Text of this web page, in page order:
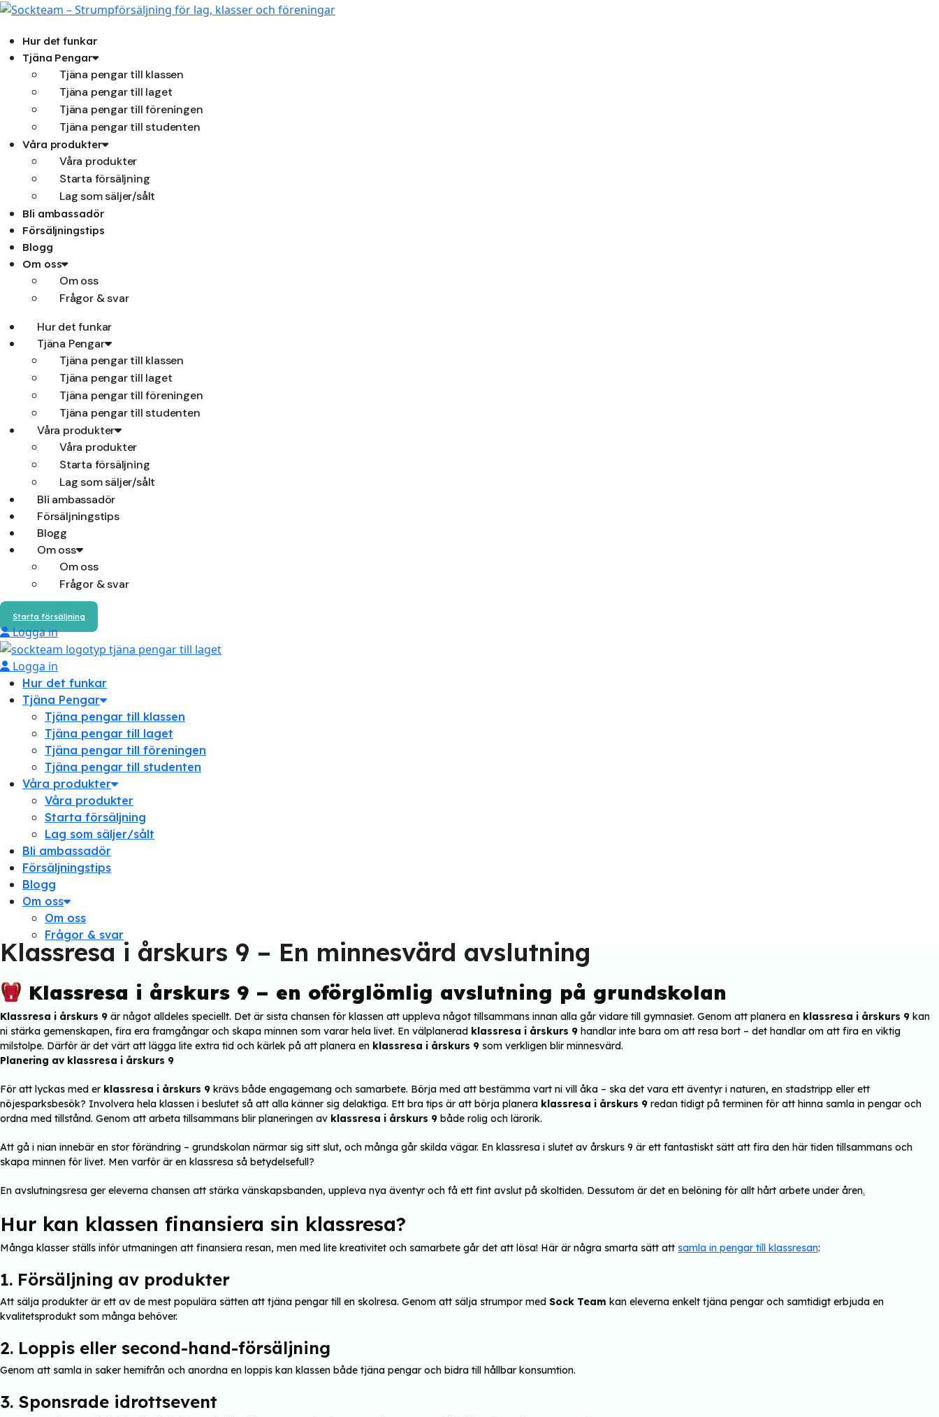
Hoppa
innehållHur det funkar
Tjäna Pengar
Tjäna pengar till klassen
Tjäna pengar till laget
Tjäna pengar till föreningen
Tjäna pengar till studenten
Våra produkter
Våra produkter
Starta försäljning
Lag som säljer/sålt
Bli ambassadör
Försäljningstips
Blogg
Om oss
Om oss
Frågor & svar
Hur det funkar
Tjäna Pengar
Tjäna pengar till klassen
Tjäna pengar till laget
Tjäna pengar till föreningen
Tjäna pengar till studenten
Våra produkter
Våra produkter
Starta försäljning
Lag som säljer/sålt
Bli ambassadör
Försäljningstips
Blogg
Om oss
Om oss
Frågor & svar
Starta försäljning
Logga in
Logga in
Hur det funkar
Tjäna Pengar
Tjäna pengar till klassen
Tjäna pengar till laget
Tjäna pengar till föreningen
Tjäna pengar till studenten
Våra produkter
Våra produkter
Starta försäljning
Lag som säljer/sålt
Bli ambassadör
Försäljningstips
Blogg
Om oss
Om oss
Frågor & svar
Klassresa i årskurs 9 – En minnesvärd avslutning
Klassresa i årskurs 9 – en oförglömlig avslutning på grundskolan
Klassresa i årskurs 9 är något alldeles speciellt. Det är sista chansen för klassen att uppleva något tillsammans innan alla går vidare till gymnasiet. Genom att planera en klassresa i årskurs 9 kan
ni stärka gemenskapen, fira era framgångar och skapa minnen som varar hela livet. En välplanerad klassresa i årskurs 9 handlar inte bara om att resa bort – det handlar om att fira en viktig
milstolpe. Därför är det värt att lägga lite extra tid och kärlek på att planera en klassresa i årskurs 9 som verkligen blir minnesvärd.
Planering av klassresa i årskurs 9
För att lyckas med er klassresa i årskurs 9 krävs både engagemang och samarbete. Börja med att bestämma vart ni vill åka – ska det vara ett äventyr i naturen, en stadstripp eller ett
nöjesparksbesök? Involvera hela klassen i beslutet så att alla känner sig delaktiga. Ett bra tips är att börja planera klassresa i årskurs 9 redan tidigt på terminen för att hinna samla in pengar och
ordna med tillstånd. Genom att arbeta tillsammans blir planeringen av klassresa i årskurs 9 både rolig och lärorik.
Att gå i nian innebär en stor förändring – grundskolan närmar sig sitt slut, och många går skilda vägar. En klassresa i slutet av årskurs 9 är ett fantastiskt sätt att fira den här tiden tillsammans och
skapa minnen för livet. Men varför är en klassresa så betydelsefull?
En avslutningsresa ger eleverna chansen att stärka vänskapsbanden, uppleva nya äventyr och få ett fint avslut på skoltiden. Dessutom är det en belöning för allt hårt arbete under åren.
Hur kan klassen finansiera sin klassresa?
Många klasser ställs inför utmaningen att finansiera resan, men med lite kreativitet och samarbete går det att lösa! Här är några smarta sätt att samla in pengar till klassresan:
1. Försäljning av produkter
Att sälja produkter är ett av de mest populära sätten att tjäna pengar till en skolresa. Genom att sälja strumpor med Sock Team kan eleverna enkelt tjäna pengar och samtidigt erbjuda en
kvalitetsprodukt som många behöver.
2. Loppis eller second-hand-försäljning
Genom att samla in saker hemifrån och anordna en loppis kan klassen både tjäna pengar och bidra till hållbar konsumtion.
3. Sponsrade idrottsevent